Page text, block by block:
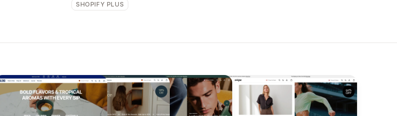
SHOPIFY PLUS